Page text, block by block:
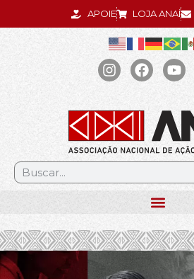
APOIE LOJA ANAÍ
.